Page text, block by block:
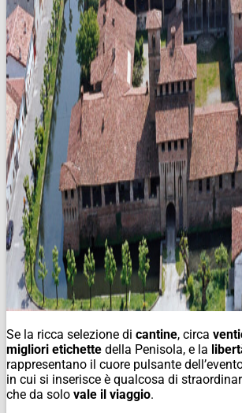
Se la ricca selezione di cantine, circa
migliori etichette della Penisola, e la
rappresentano il cuore pulsante
in cui si inserisce è qualcosa di
che da solo vale il viaggio.